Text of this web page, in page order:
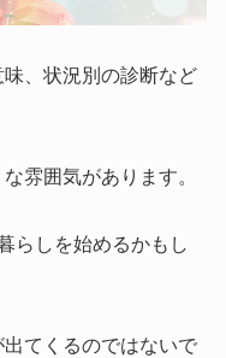
味、状況別の診断など
雰囲気があります。
らしを始めるかもし
てくるのではないで